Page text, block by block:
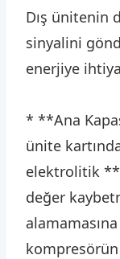
Dış ünitenin
sinyalini
enerjiye
* **Ana
ünite
elektrolitik
değer